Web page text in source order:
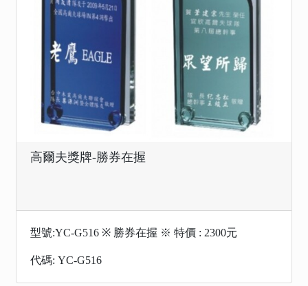
高爾夫獎牌-勝券在握
型號:YC-G516 ※ 勝券在握 ※ 特價 : 2300元
代碼: YC-G516